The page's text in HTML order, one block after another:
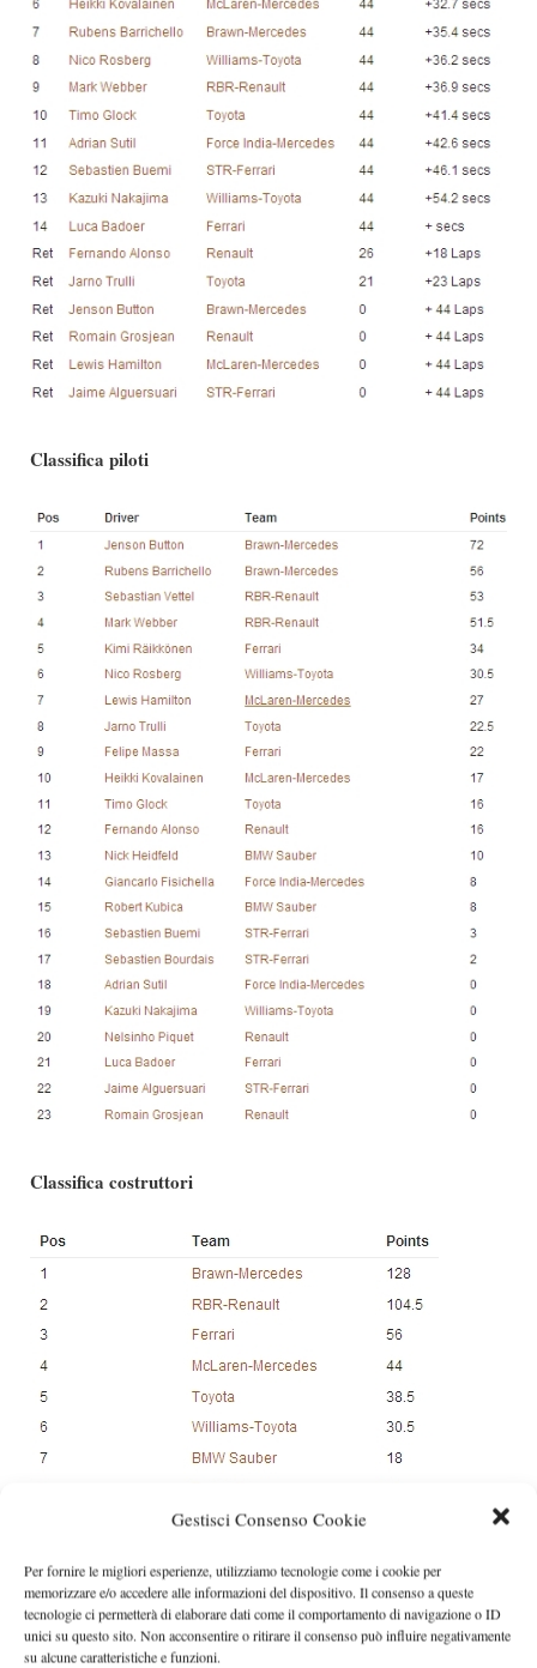
Gestisci Consenso Cookie
Per fornire le migliori esperienze, utilizziamo tecnologie come i cookie per
memorizzare e/o accedere alle informazioni del dispositivo. Il consenso a queste
tecnologie ci permetterà di elaborare dati come il comportamento di navigazione o ID
unici su questo sito. Non acconsentire o ritirare il consenso può influire negativamente
su alcune caratteristiche e funzioni.
Classifica piloti
Classifica costruttori